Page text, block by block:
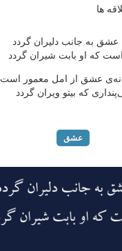
ها
عشق به جانب دلیران گردد
که او بابت شیران گردد
عشق از امل معمور است
که بیتو ویران گردد
عشق